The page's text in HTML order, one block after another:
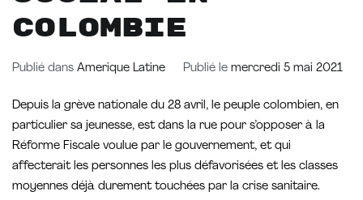
Colombie
Publié dans Amerique Latine Publié le mercredi 5 mai 2021
Depuis la grève nationale du 28 avril, le peuple colombien, en
particulier sa jeunesse, est dans la rue pour s’opposer à la
Réforme Fiscale voulue par le gouvernement, et qui
affecterait les personnes les plus défavorisées et les classes
moyennes déjà durement touchées par la crise sanitaire.